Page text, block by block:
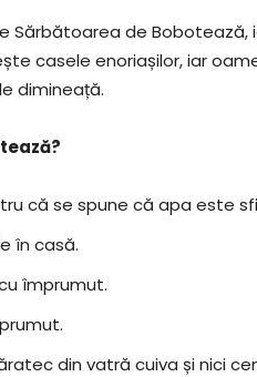
Sărbătoarea de Bobotează,
casele enoriașilor, iar
dimineață.
că se spune că apa este
în casă.
împrumut.
din vatră cuiva și nici